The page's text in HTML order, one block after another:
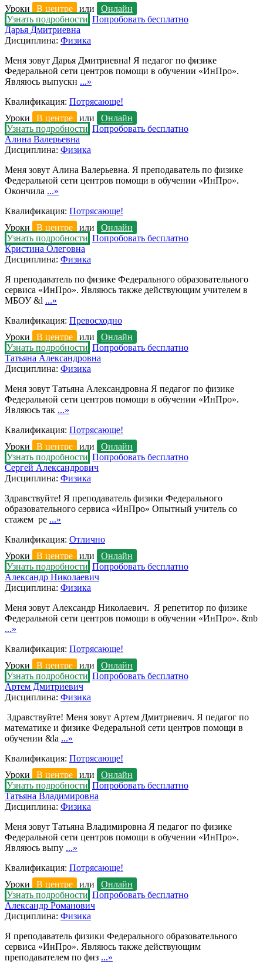
Уроки В центре или
Онлайн
Узнать подробности Попробовать бесплатно
Дарья Дмитриевна
Дисциплина: Физика
Меня зовут Дарья Дмитриевна! Я педагог по физике
Федеральной сети центров помощи в обучении «ИнПро».
Являюсь выпускн ...»
Квалификация: Потрясающе!
Уроки
В центре или
Онлайн
Узнать подробности Попробовать бесплатно
Алина Валерьевна
Дисциплина: Физика
Меня зовут Алина Валерьевна. Я преподаватель по физике
Федеральной сети центров помощи в обучении «ИнПро».
Окончила ...»
Квалификация: Потрясающе!
Уроки
В центре или
Онлайн
Узнать подробности Попробовать бесплатно
Кристина Олеговна
Дисциплина: Физика
Я преподаватель по физике Федерального образовательного
сервиса «ИнПро». Являюсь также действующим учителем в
МБОУ &l ...»
Квалификация: Превосходно
Уроки
В центре или
Онлайн
Узнать подробности Попробовать бесплатно
Татьяна Александровна
Дисциплина: Физика
Меня зовут Татьяна Александровна Я педагог по физике
Федеральной сети центров помощи в обучении «ИнПро».
Являюсь так ...»
Квалификация: Потрясающе!
Уроки
В центре или
Онлайн
Узнать подробности Попробовать бесплатно
Сергей Александрович
Дисциплина: Физика
Здравствуйте! Я преподаватель физики Федерального
образовательного сервиса «ИнПро» Опытный учитель со
стажем ре ...»
Квалификация: Отлично
Уроки
В центре или
Онлайн
Узнать подробности Попробовать бесплатно
Александр Николаевич
Дисциплина: Физика
Меня зовут Александр Николаевич. Я репетитор по физике
Федеральной сети центров помощи в обучении «ИнПро». &nb
...»
Квалификация: Потрясающе!
Уроки
В центре или
Онлайн
Узнать подробности Попробовать бесплатно
Артем Дмитриевич
Дисциплина: Физика
Здравствуйте! Меня зовут Артем Дмитриевич. Я педагог по
математике и физике Федеральной сети центров помощи в
обучении &la ...»
Квалификация: Потрясающе!
Уроки
В центре или
Онлайн
Узнать подробности Попробовать бесплатно
Татьяна Владимировна
Дисциплина: Физика
Меня зовут Татьяна Владимировна Я педагог по физике
Федеральной сети центров помощи в обучении «ИнПро».
Являюсь выпу ...»
Квалификация: Потрясающе!
Уроки
В центре или
Онлайн
Узнать подробности Попробовать бесплатно
Александр Романович
Дисциплина: Физика
Я преподаватель физики Федерального образовательного
сервиса «ИнПро». Являюсь также действующим
преподавателем по физ ...»